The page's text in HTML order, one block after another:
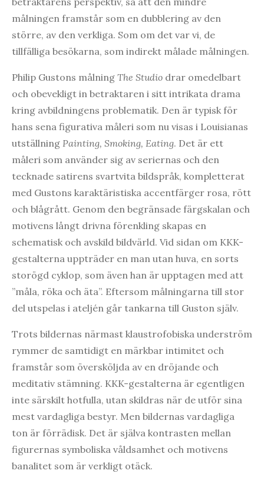
målningen framstår som en dubblering av den
större, av den verkliga. Som om det var vi, de
tillfälliga besökarna, som indirekt målade målningen.
Philip Gustons målning The Studio drar omedelbart
och obevekligt in betraktaren i sitt intrikata drama
kring avbildningens problematik. Den är typisk för
hans sena figurativa måleri som nu visas i Louisianas
utställning Painting, Smoking, Eating. Det är ett
måleri som använder sig av seriernas och den
tecknade satirens svartvita bildspråk, kompletterat
med Gustons karaktäristiska accentfärger rosa, rött
och blågrått. Genom den begränsade färgskalan och
motivens långt drivna förenkling skapas en
schematisk och avskild bildvärld. Vid sidan om KKK-
gestalterna uppträder en man utan huva, en sorts
storögd cyklop, som även han är upptagen med att
”måla, röka och äta”. Eftersom målningarna till stor
del utspelas i ateljén går tankarna till Guston själv.
Trots bildernas närmast klaustrofobiska underström
rymmer de samtidigt en märkbar intimitet och
framstår som översköljda av en dröjande och
meditativ stämning. KKK-gestalterna är egentligen
inte särskilt hotfulla, utan skildras när de utför sina
mest vardagliga bestyr. Men bildernas vardagliga
ton är förrädisk. Det är själva kontrasten mellan
figurernas symboliska våldsamhet och motivens
banalitet som är verkligt otäck.